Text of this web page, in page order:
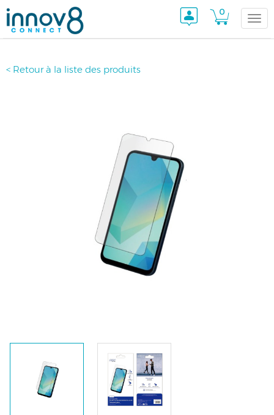
0
< Retour à la liste des produits